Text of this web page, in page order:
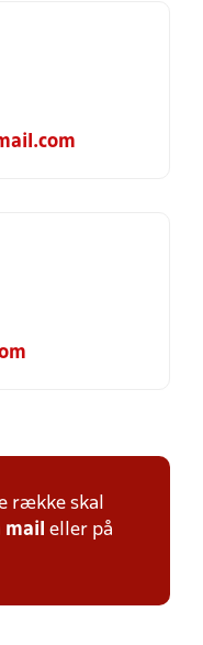
række skal
mail eller på